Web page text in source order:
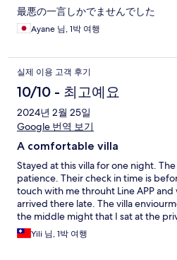
最悪の一言しかでませんでした
Ayane 님, 1박 여행
실제 이용 고객 후기
10/10 - 최고예요
2024년 2월 25일
Google 번역 보기
A comfortable villa
Stayed at this villa for one night.
patience. Their check in time is
touch with me throuht Line APP
arrived there late. The villa
the middle might that I sat at the
enjoyed the silence. Although the
other facilities are completed. They
Yili 님, 1박 여행